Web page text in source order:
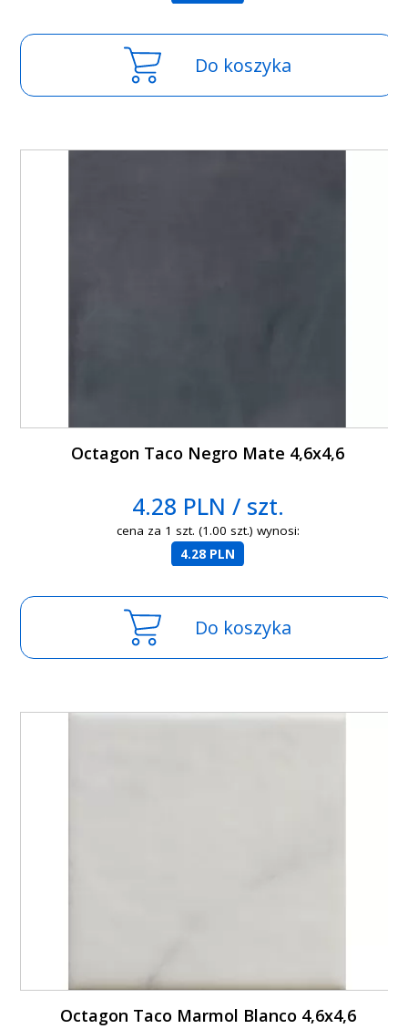
Do koszyka
Octagon Taco Negro Mate 4,6x4,6
4.28 PLN / szt.
cena za 1 szt. (1.00 szt.) wynosi:
4.28 PLN
Do koszyka
Octagon Taco Marmol Blanco 4,6x4,6